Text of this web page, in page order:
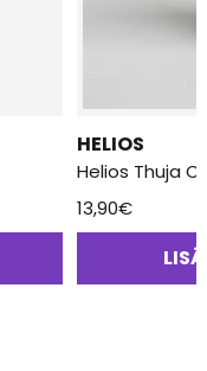
HELIOS
Helios Thuja
13,90€